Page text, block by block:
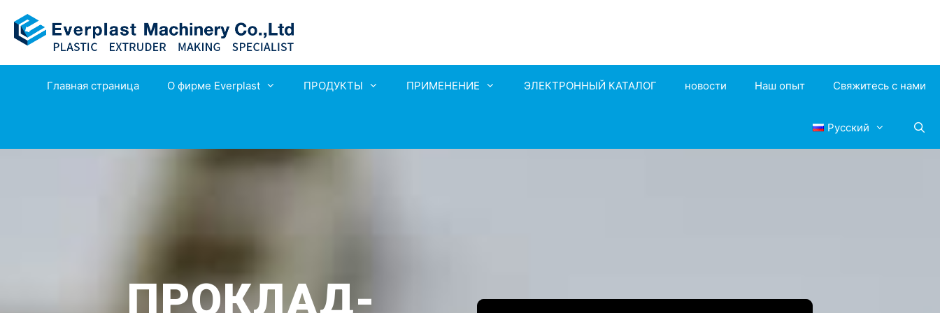
Главная страница О фирме Everplast ПРОДУКТЫ ПРИМЕНЕНИЕ ЭЛЕКТРОННЫЙ КАТАЛОГ новости Наш опыт Свяжитесь с нами
Русский
ПРОКЛАД-